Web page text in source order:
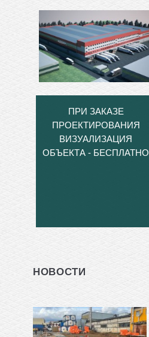
ПРИ ЗАКАЗЕ
ПРОЕКТИРОВАНИЯ
ВИЗУАЛИЗАЦИЯ
ОБЪЕКТА - БЕСПЛАТНО
НОВОСТИ